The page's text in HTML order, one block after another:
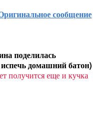
сообщение
поделилась
домашний батон)
получится еще и кучка